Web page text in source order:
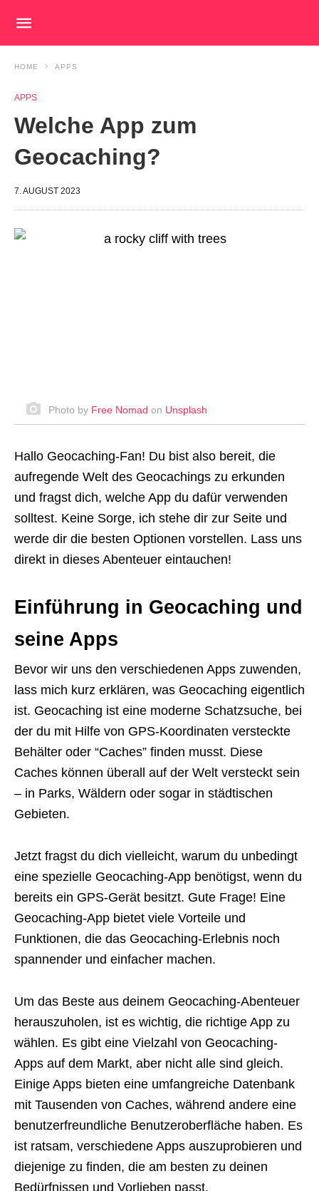
HOME APPS
APPS
Welche App zum
Geocaching?
7. AUGUST 2023
Photo by Free Nomad on Unsplash
Hallo Geocaching-Fan! Du bist also bereit, die
aufregende Welt des Geocachings zu erkunden
und fragst dich, welche App du dafür verwenden
solltest. Keine Sorge, ich stehe dir zur Seite und
werde dir die besten Optionen vorstellen. Lass uns
direkt in dieses Abenteuer eintauchen!
Einführung in Geocaching und
seine Apps
Bevor wir uns den verschiedenen Apps zuwenden,
lass mich kurz erklären, was Geocaching eigentlich
ist. Geocaching ist eine moderne Schatzsuche, bei
der du mit Hilfe von GPS-Koordinaten versteckte
Behälter oder “Caches” finden musst. Diese
Caches können überall auf der Welt versteckt sein
– in Parks, Wäldern oder sogar in städtischen
Gebieten.
Jetzt fragst du dich vielleicht, warum du unbedingt
eine spezielle Geocaching-App benötigst, wenn du
bereits ein GPS-Gerät besitzt. Gute Frage! Eine
Geocaching-App bietet viele Vorteile und
Funktionen, die das Geocaching-Erlebnis noch
spannender und einfacher machen.
Um das Beste aus deinem Geocaching-Abenteuer
herauszuholen, ist es wichtig, die richtige App zu
wählen. Es gibt eine Vielzahl von Geocaching-
Apps auf dem Markt, aber nicht alle sind gleich.
Einige Apps bieten eine umfangreiche Datenbank
mit Tausenden von Caches, während andere eine
benutzerfreundliche Benutzeroberfläche haben. Es
ist ratsam, verschiedene Apps auszuprobieren und
diejenige zu finden, die am besten zu deinen
Bedürfnissen und Vorlieben passt.